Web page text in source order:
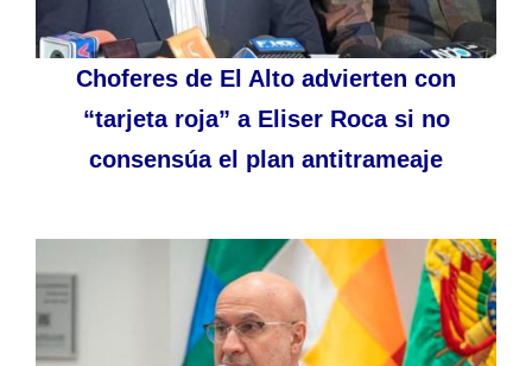
Choferes de El Alto advierten con
“tarjeta roja” a Eliser Roca si no
consensúa el plan antitrameaje